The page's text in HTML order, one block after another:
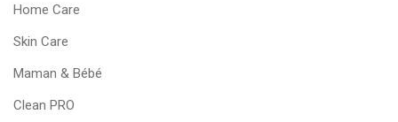
Home Care
Skin Care
Maman & Bébé
Clean PRO